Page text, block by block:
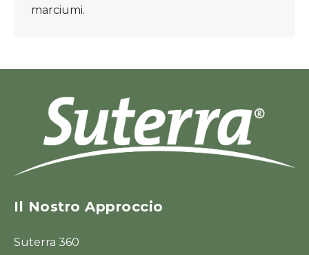
marciumi.
Il Nostro Approccio
Suterra 360